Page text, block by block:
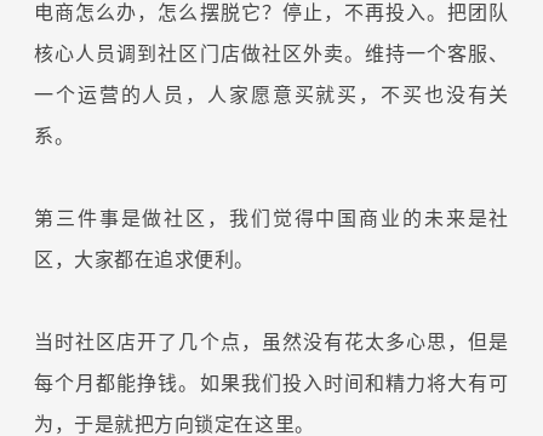
电商怎么办，怎么摆脱它？停止，不再投入。把团队
核心人员调到社区门店做社区外卖。维持一个客服、
一个运营的人员，人家愿意买就买，不买也没有关
系。
第三件事是做社区，我们觉得中国商业的未来是社
区，大家都在追求便利。
当时社区店开了几个点，虽然没有花太多心思，但是
每个月都能挣钱。如果我们投入时间和精力将大有可
为，于是就把方向锁定在这里。